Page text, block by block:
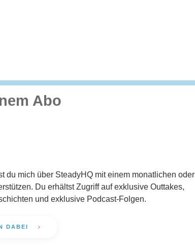
Abo
du mich über SteadyHQ mit einem monatlichen oder
Du erhältst Zugriff auf exklusive Outtakes,
und exklusive Podcast-Folgen.
DABEI